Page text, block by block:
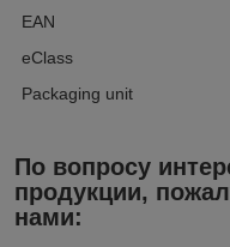
EAN
eClass
Packaging unit
По вопросу
продукции,
нами: